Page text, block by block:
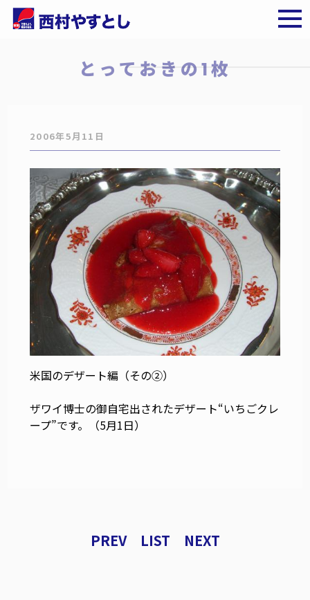
とっておきの1枚
2006年5月11日
米国のデザート編（その②）
ザワイ博士の御自宅出されたデザート“いちごクレ
ープ”です。（5月1日）
PREV LIST NEXT